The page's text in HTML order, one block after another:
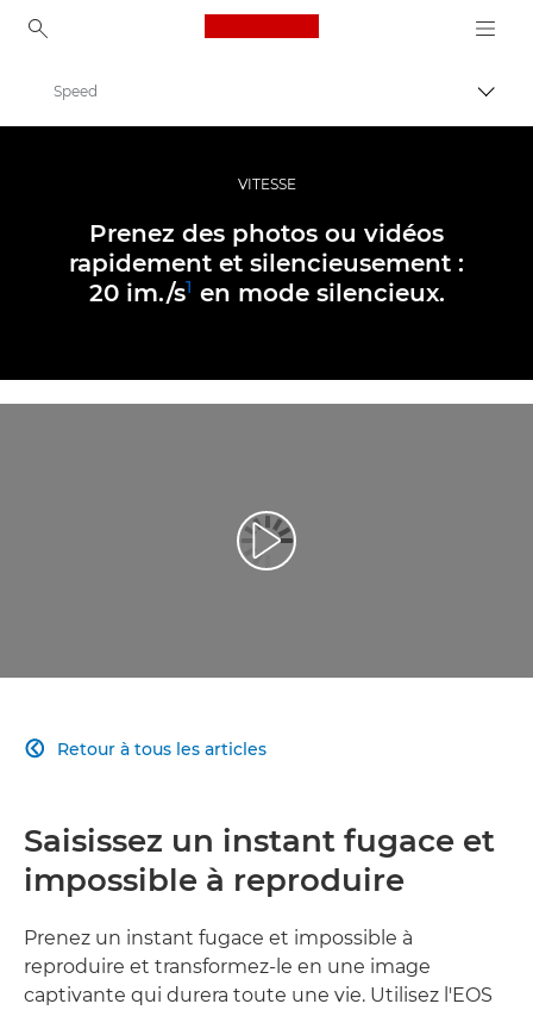
Canon Logo, back to
Appareils photo numériques
EOS R6
Speed
VITESSE
Prenez des photos ou vidéos
rapidement et silencieusement :
20 im./s1 en mode silencieux.
Lancer la vidéo
Retour à tous les articles

Saisissez un instant fugace et
impossible à reproduire
Prenez un instant fugace et impossible à
reproduire et transformez-le en une image
captivante qui durera toute une vie. Utilisez l'EOS